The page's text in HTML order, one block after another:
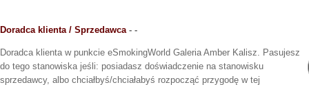
Doradca klienta / Sprzedawca- -
Doradca klienta w punkcie eSmokingWorld Galeria Amber Kalisz. Pasujesz
do tego stanowiska jeśli: posiadasz doświadczenie na stanowisku
sprzedawcy, albo chciałbyś/chciałabyś rozpocząć przygodę w tej